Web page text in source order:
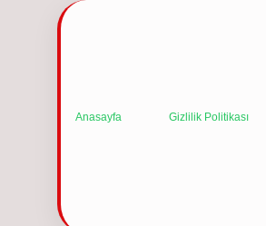
Anasayfa Gizlilik Politikası